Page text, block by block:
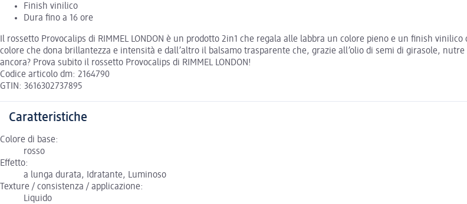
Finish vinilico
Dura fino a 16 ore
Il rossetto Provocalips di RIMMEL LONDON è un prodotto 2in1 che regala alle labbra un colore pieno e un finish
colore che dona brillantezza e intensità e dall’altro il balsamo trasparente che, grazie all’olio di semi di girasole,
ancora? Prova subito il rossetto Provocalips di RIMMEL LONDON!
Codice articolo dm: 2164790
GTIN: 3616302737895
Caratteristiche
Colore di base:
rosso
Effetto:
a lunga durata, Idratante, Luminoso
Texture / consistenza / applicazione:
Liquido